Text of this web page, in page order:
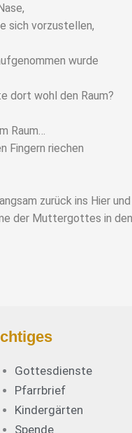
sich vorzustellen,
wurde
dort wohl den Raum?
Raum…
Fingern riechen
zurück ins Hier
der Muttergottes in den
Gottesdienste
Pfarrbrief
Kindergärten
Spende